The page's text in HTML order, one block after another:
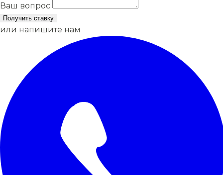
Ваш вопрос
Получить ставку
или напишите нам